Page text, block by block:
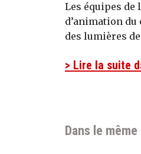
Les équipes de
d’animation du
des lumières
> Lire la suite
Dans le